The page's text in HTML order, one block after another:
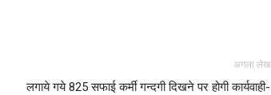
Paper
अगला लेख
लगाये गये 825 सफाई कर्मी गन्दगी दिखने पर होगी कार्यवाही-